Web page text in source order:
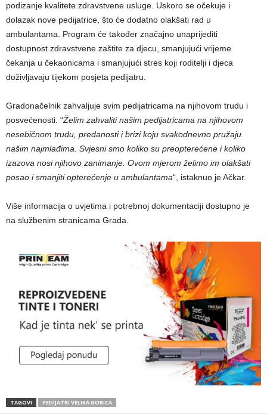
podizanje kvalitete zdravstvene usluge. Uskoro se očekuje i
dolazak nove pedijatrice, što će dodatno olakšati rad u
ambulantama. Program će također značajno unaprijediti
dostupnost zdravstvene zaštite za djecu, smanjujući vrijeme
čekanja u čekaonicama i smanjujući stres koji roditelji i djeca
doživljavaju tijekom posjeta pedijatru.
Gradonačelnik zahvaljuje svim pedijatricama na njihovom trudu i
posvećenosti. “Želim zahvaliti našim pedijatricama na njihovom
nesebičnom trudu, predanosti i brizi koju svakodnevno pružaju
našim najmlađima. Svjesni smo koliko su preopterećene i koliko
izazova nosi njihovo zanimanje. Ovom mjerom želimo im olakšati
posao i smanjiti opterećenje u ambulantama“, istaknuo je Ačkar.
Više informacija o uvjetima i potrebnoj dokumentaciji dostupno je
na službenim stranicama Grada.
TAGOVI PEDIJATRI VELIKA GORICA